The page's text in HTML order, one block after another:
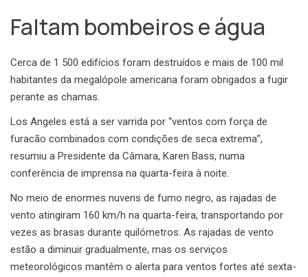
Faltam bombeiros e água
Cerca de 1 500 edifícios foram destruídos e mais de 100 mil
habitantes da megalópole americana foram obrigados a fugir
perante as chamas.
Los Angeles está a ser varrida por “ventos com força de
furacão combinados com condições de seca extrema”,
resumiu a Presidente da Câmara, Karen Bass, numa
conferência de imprensa na quarta-feira à noite.
No meio de enormes nuvens de fumo negro, as rajadas de
vento atingiram 160 km/h na quarta-feira, transportando por
vezes as brasas durante quilómetros. As rajadas de vento
estão a diminuir gradualmente, mas os serviços
meteorológicos mantêm o alerta para ventos fortes até sexta-